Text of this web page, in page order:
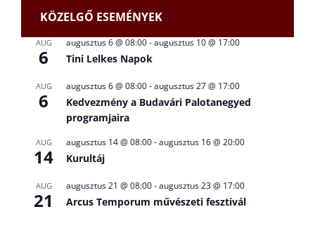
KÖZELGŐ ESEMÉNYEK
AUG
6
augusztus 6 @ 08:00-augusztus 10 @ 17:00
Tini Lelkes Napok
AUG
6
augusztus 6 @ 08:00-augusztus 27 @ 17:00
Kedvezmény a Budavári Palotanegyed
programjaira
AUG
14
augusztus 14 @ 08:00-augusztus 16 @ 20:00
Kurultáj
AUG
21
augusztus 21 @ 08:00-augusztus 23 @ 17:00
Arcus Temporum művészeti fesztivál